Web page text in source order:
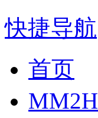
快捷导航
首页
MM2H